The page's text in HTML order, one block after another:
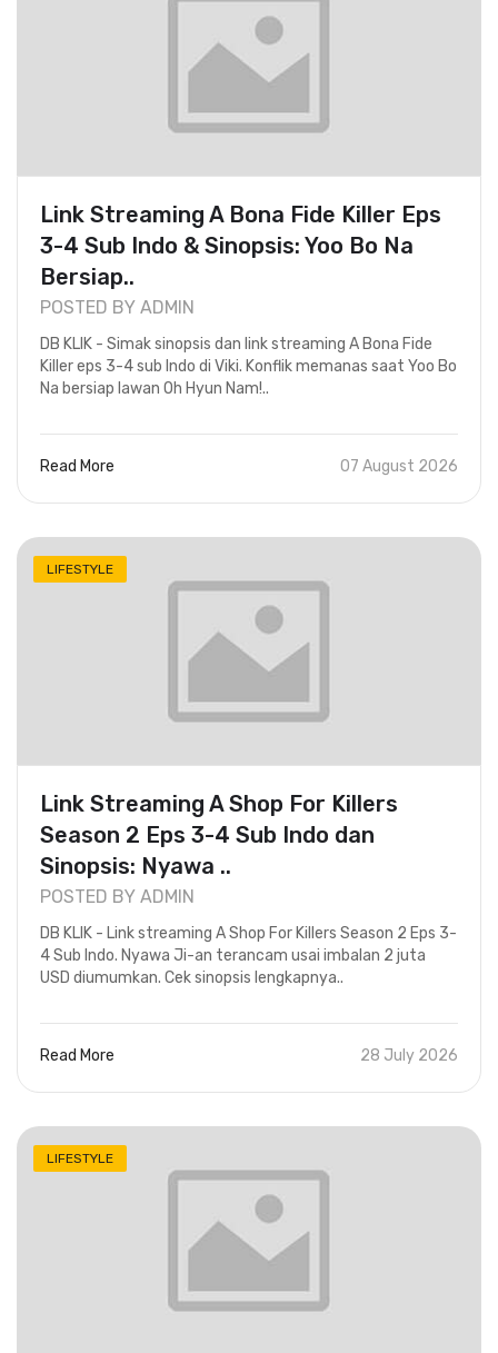
Link Streaming A Bona Fide Killer Eps
3-4 Sub Indo & Sinopsis: Yoo Bo Na
Bersiap..
POSTED BY ADMIN
DB KLIK - Simak sinopsis dan link streaming A Bona Fide
Killer eps 3-4 sub Indo di Viki. Konflik memanas saat Yoo Bo
Na bersiap lawan Oh Hyun Nam!..
Read More 07 August 2026
LIFESTYLE
Link Streaming A Shop For Killers
Season 2 Eps 3-4 Sub Indo dan
Sinopsis: Nyawa ..
POSTED BY ADMIN
DB KLIK - Link streaming A Shop For Killers Season 2 Eps 3-
4 Sub Indo. Nyawa Ji-an terancam usai imbalan 2 juta
USD diumumkan. Cek sinopsis lengkapnya..
Read More 28 July 2026
LIFESTYLE